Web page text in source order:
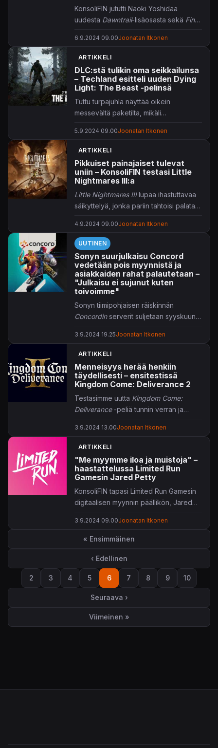
KonsoliFIN jututti Naoki Yoshidaa
uudesta Dawntrail-lisäosasta sekä Final
6.9.2024 09.00Joonatan Itkonen
ARTIKKELI
DLC:stä tulikin oma seikkailunsa
– Techland esitteli uuden Dying
Light: The Beast -pelinsä
Tuttu turpajuhla näyttää oikein
messevältä paketilta, mikäli
5.9.2024 09.00Joonatan Itkonen
ARTIKKELI
Pikkuiset painajaiset tulevat
uniin – KonsoliFIN testasi Little
Nightmares III:a
Little Nightmares IIIlupaa ihastuttavaa
säikyttelyä, jonka pariin tahtoisi palata
4.9.2024 09.00Joonatan Itkonen
UUTINEN
Sonyn suurjulkaisu Concord
vedetään pois myynnistä ja
asiakkaiden rahat palautetaan –
"Julkaisu ei sujunut kuten
toivoimme"
Sonyn tiimipohjaisen räiskinnän
Concordinserverit suljetaan syyskuun
pois myynnistä, Sonyn virallinen blogi
tiedottaa.
3.9.2024 19.25Joonatan Itkonen
ARTIKKELI
Menneisyys herää henkiin
täydellisesti – ensitestissä
Kingdom Come: Deliverance 2
Testasimme uutta Kingdom Come:
Deliverance-peliä tunnin verran ja
maailmaan.
3.9.2024 13.00Joonatan Itkonen
ARTIKKELI
"Me myymme iloa ja muistoja" –
haastattelussa Limited Run
Gamesin Jared Petty
KonsoliFIN tapasi Limited Run Gamesin
digitaalisen myynnin päällikön, Jared
3.9.2024 09.00Joonatan Itkonen
Sivutus
Ensimmäinen sivu
« Ensimmäinen
Edellinen sivu
‹ Edellinen
Sivu
2
Sivu
3
Sivu
4
Sivu
5
Sivu
6
Sivu
7
Sivu
8
Sivu
9
Sivu
10
Seuraava sivu
Seuraava ›
Viimeinen sivu
Viimeinen »